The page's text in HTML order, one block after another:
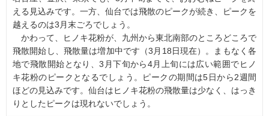
える見込みです。一方、仙台では飛散のピークが続き、ピークを
越えるのは3月末ごろでしょう。
かわって、ヒノキ花粉が、九州から東北南部のところどころで
飛散開始し、飛散量は増加中です（3月18日現在）。まもなく各
地で飛散開始となり、3月下旬から4月上旬には広い範囲でヒノ
キ花粉のピークとなるでしょう。ピークの期間は5日から2週間
ほどの見込みです。仙台はヒノキ花粉の飛散量は少なく、はっき
りとしたピークは現れないでしょう。